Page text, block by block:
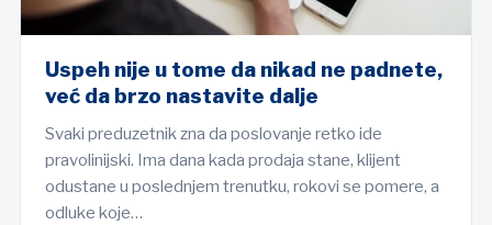
Uspeh nije u tome da nikad ne padnete,
već da brzo nastavite dalje
Svaki preduzetnik zna da poslovanje retko ide
pravolinijski. Ima dana kada prodaja stane, klijent
odustane u poslednjem trenutku, rokovi se pomere, a
odluke koje…